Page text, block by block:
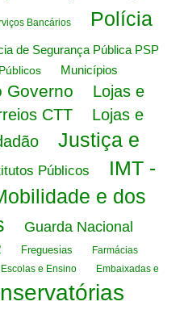
Bancários
Polícia
de Segurança Pública PSP
Municípios
Governo
Lojas e
CTT
Lojas e
Justiça e
Públicos
IMT -
e dos
Guarda Nacional
Freguesias Farmácias
Escolas e Ensino Embaixadas e